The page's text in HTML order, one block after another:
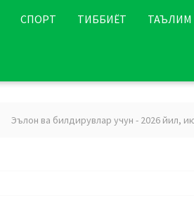
СПОРТ ТИББИЁТ ТАЪЛИМ
Эълон ва билдирувлар учун - 2026 йил, июнь